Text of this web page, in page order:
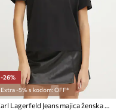
-26%
Extra -5% s kodom: OFF*
Karl Lagerfeld Jeans majica ženska pamučna